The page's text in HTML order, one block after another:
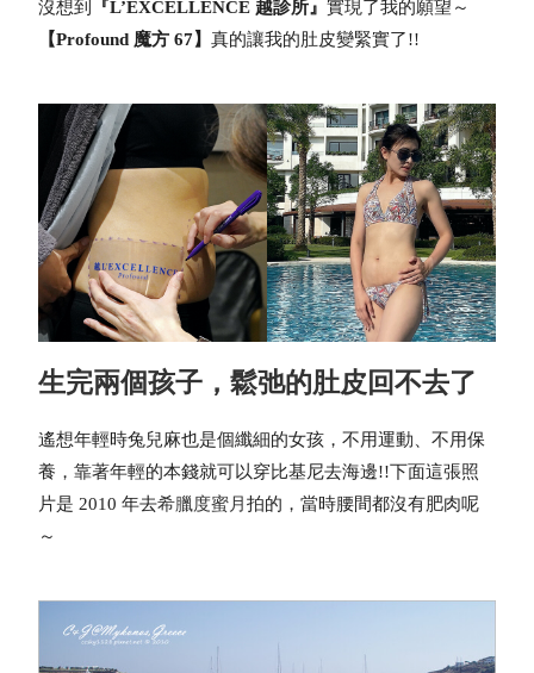
沒想到 『L’EXCELLENCE 越診所』實現了我的願望～
【Profound 魔方 67】真的讓我的肚皮變緊實了!!
生完兩個孩子，鬆弛的肚皮回不去了
遙想年輕時兔兒麻也是個纖細的女孩，不用運動、不用保
養，靠著年輕的本錢就可以穿比基尼去海邊!!下面這張照
片是 2010 年去希臘度蜜月拍的，當時腰間都沒有肥肉呢
～